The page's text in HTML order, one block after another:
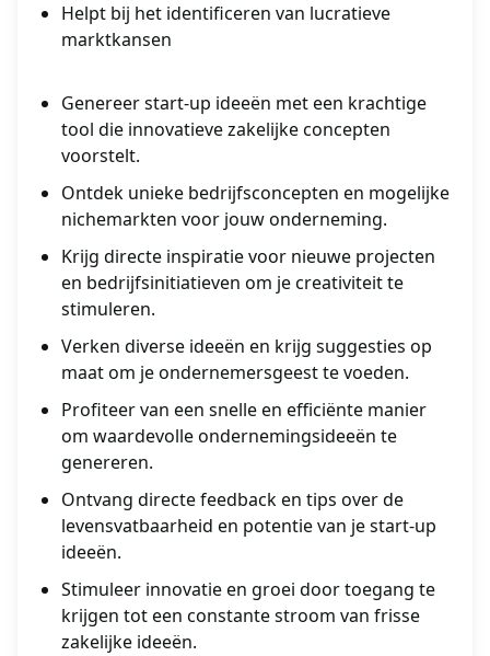
Helpt bij het identificeren van lucratieve
marktkansen
Genereer start-up ideeën met een krachtige
tool die innovatieve zakelijke concepten
voorstelt.
Ontdek unieke bedrijfsconcepten en mogelijke
nichemarkten voor jouw onderneming.
Krijg directe inspiratie voor nieuwe projecten
en bedrijfsinitiatieven om je creativiteit te
stimuleren.
Verken diverse ideeën en krijg suggesties op
maat om je ondernemersgeest te voeden.
Profiteer van een snelle en efficiënte manier
om waardevolle ondernemingsideeën te
genereren.
Ontvang directe feedback en tips over de
levensvatbaarheid en potentie van je start-up
ideeën.
Stimuleer innovatie en groei door toegang te
krijgen tot een constante stroom van frisse
zakelijke ideeën.